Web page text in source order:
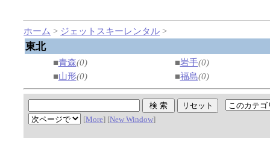
ホーム > ジェットスキーレンタル >
東北
■青森(0) ■岩手(0)
■山形(0) ■福島(0)
[More] [New Window]